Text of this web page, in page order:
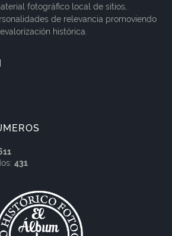
fotográfico local de sitios,
de relevancia promoviendo
histórica.
431